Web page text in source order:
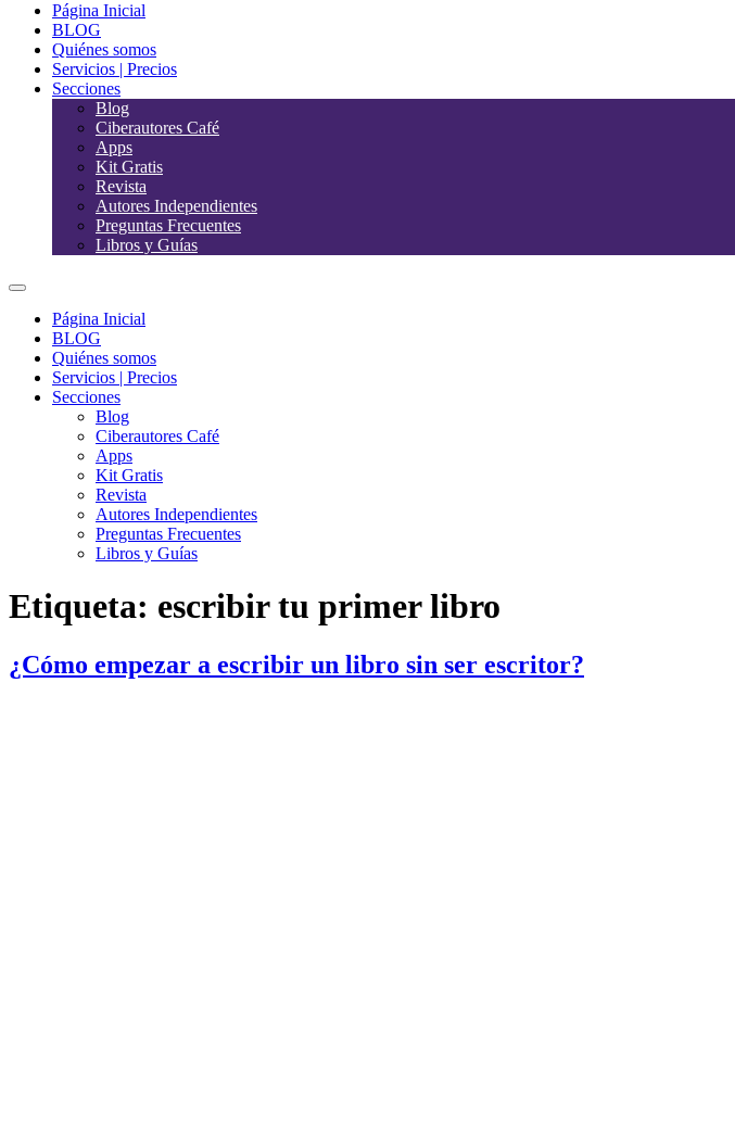
Página Inicial
BLOG
Quiénes somos
Servicios | Precios
Secciones
Blog
Ciberautores Café
Apps
Kit Gratis
Revista
Autores Independientes
Preguntas Frecuentes
Libros y Guías
Página Inicial
BLOG
Quiénes somos
Servicios | Precios
Secciones
Blog
Ciberautores Café
Apps
Kit Gratis
Revista
Autores Independientes
Preguntas Frecuentes
Libros y Guías
Etiqueta: escribir tu primer libro
¿Cómo empezar a escribir un libro sin ser escritor?